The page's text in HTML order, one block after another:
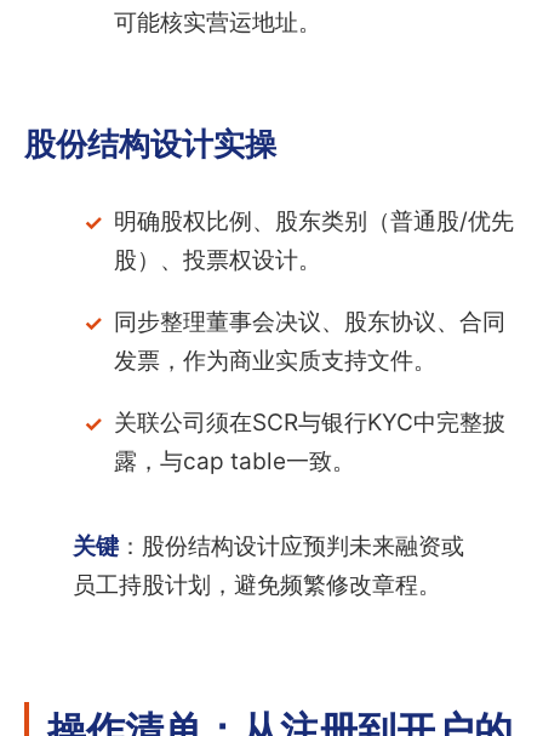
可能核实营运地址。
股份结构设计实操
明确股权比例、股东类别（普通股/优先
股）、投票权设计。
同步整理董事会决议、股东协议、合同
发票，作为商业实质支持文件。
关联公司须在SCR与银行KYC中完整披
露，与cap table一致。
关键：股份结构设计应预判未来融资或
员工持股计划，避免频繁修改章程。